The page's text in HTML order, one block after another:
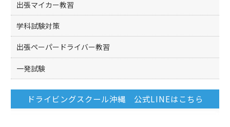
出張マイカー教習
学科試験対策
出張ペーパードライバー教習
一発試験
ドライビングスクール沖縄 公式LINEはこちら